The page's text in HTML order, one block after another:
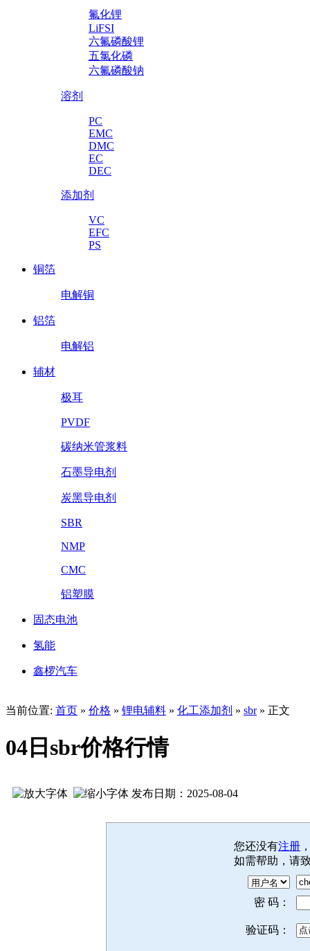
氟化锂
LiFSI
六氟磷酸锂
五氯化磷
六氟磷酸钠
溶剂
PC
EMC
DMC
EC
DEC
添加剂
VC
EFC
PS
铜箔
电解铜
铝箔
电解铝
辅材
极耳
PVDF
碳纳米管浆料
石墨导电剂
炭黑导电剂
SBR
NMP
CMC
铝塑膜
固态电池
氢能
鑫椤汽车
当前位置: 首页 » 价格 » 锂电辅料 » 化工添加剂 » sbr» 正文
04日sbr价格行情
发布日期：2025-08-04
您还没有注册
如需帮助，请
密 码：
验证码：